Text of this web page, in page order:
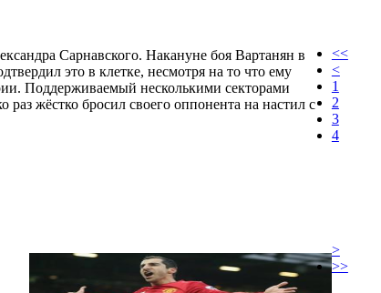
Сарнавского. Накануне боя Вартанян в
это в клетке, несмотря на то что ему
Поддерживаемый несколькими секторами
жёстко бросил своего оппонента на настил с
<<
<
1
2
3
4
>
>>